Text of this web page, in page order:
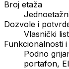
Broj etaža
Dozvole i
Vlasnički
Funkcionalnosti
Podno
portafon,